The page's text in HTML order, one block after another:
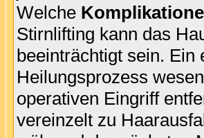
Welche
Stirnlifting kann das
beeinträchtigt sein. Ein
Heilungsprozess
operativen Eingriff
vereinzelt zu